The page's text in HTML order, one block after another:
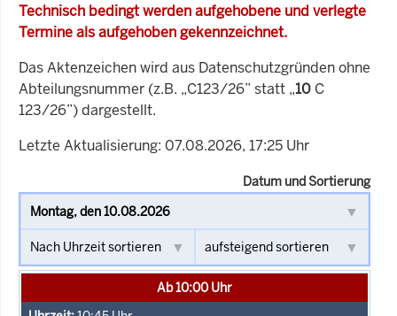
Technisch bedingt werden aufgehobene und verlegte
Termine als aufgehoben gekennzeichnet.
Das Aktenzeichen wird aus Datenschutzgründen ohne
Abteilungsnummer (z.B. „C123/26” statt „10 C
123/26”) dargestellt.
Letzte Aktualisierung: 07.08.2026, 17:25 Uhr
Datum und Sortierung
Ab 10:00 Uhr